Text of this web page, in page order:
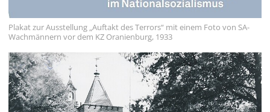
Nederlands
Polski
Português
Plakat zur Ausstellung „Auftakt des Terrors“ mit einem Foto von SA-
Wachmännern vor dem KZ Oranienburg, 1933